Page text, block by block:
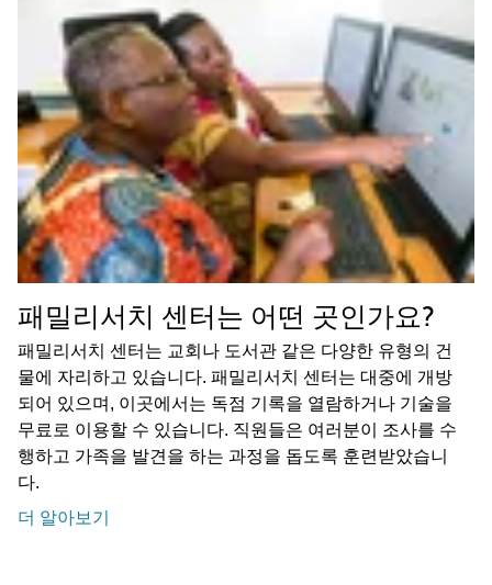
패밀리서치 센터는 어떤 곳인가요?
패밀리서치 센터는 교회나 도서관 같은 다양한 유형의 건
물에 자리하고 있습니다. 패밀리서치 센터는 대중에 개방
되어 있으며, 이곳에서는 독점 기록을 열람하거나 기술을
무료로 이용할 수 있습니다. 직원들은 여러분이 조사를 수
행하고 가족을 발견을 하는 과정을 돕도록 훈련받았습니
다.
더 알아보기